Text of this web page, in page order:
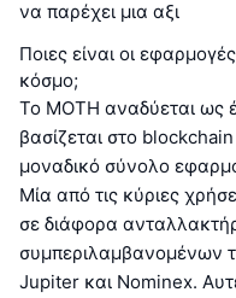
να παρέχει μια αξι
Ποιες είναι οι
κόσμο;
Το MOTH αναδύεται ως
βασίζεται στο
μοναδικό σύνολο
Μία από τις κύριες
σε διάφορα
συμπεριλαμβανομένων
Jupiter και Nominex.